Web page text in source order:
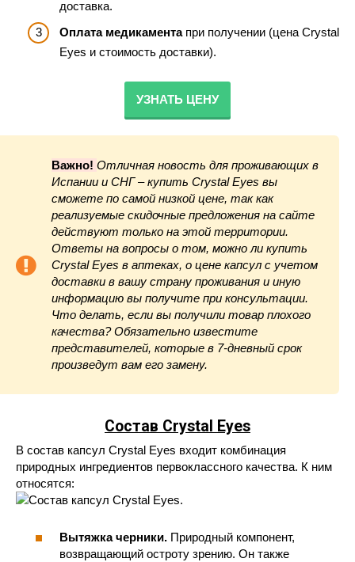
доставка.
Оплата медикаментапри получении (цена Crystal
Eyes и стоимость доставки).
УЗНАТЬ ЦЕНУ
Важно! Отличная новость для проживающих в
Испании и СНГ – купить Crystal Eyes вы
сможете по самой низкой цене, так как
реализуемые скидочные предложения на сайте
действуют только на этой территории.
Ответы на вопросы о том, можно ли купить
Crystal Eyes в аптеках, о цене капсул с учетом
доставки в вашу страну проживания и иную
информацию вы получите при консультации.
Что делать, если вы получили товар плохого
качества? Обязательно известите
представителей, которые в 7-дневный срок
произведут вам его замену.
Состав Crystal Eyes
В состав капсул Crystal Eyes входит комбинация
природных ингредиентов первоклассного качества. К ним
относятся:
Вытяжка черники. Природный компонент,
возвращающий остроту зрению. Он также